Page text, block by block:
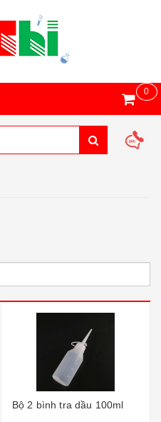
0
Bộ 2 bình tra dầu 100ml